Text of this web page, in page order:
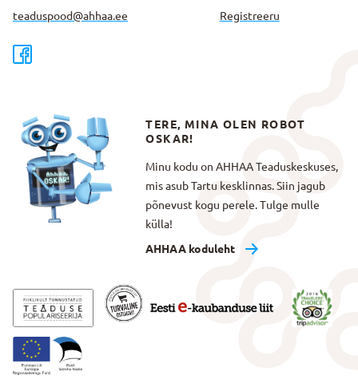
teaduspood@ahhaa.ee
Registreeru
TERE, MINA OLEN ROBOT
OSKAR!
Minu kodu on AHHAA Teaduskeskuses,
mis asub Tartu kesklinnas. Siin jagub
põnevust kogu perele. Tulge mulle
külla!
AHHAA koduleht